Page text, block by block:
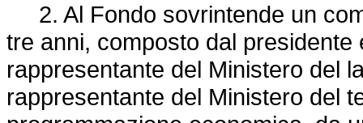
2. Al Fondo sovrintende un
tre anni, composto dal
rappresentante del Ministero del
rappresentante del Ministero del